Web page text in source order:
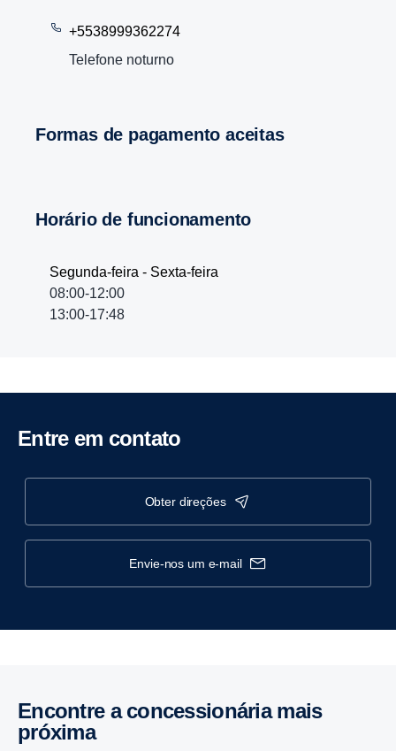
+5538999362274
Telefone noturno
Formas de pagamento aceitas
Horário de funcionamento
Segunda-feira - Sexta-feira
08:00-12:00
13:00-17:48
Entre em contato
obter direções
envie-nos um e-mail
Encontre a concessionária mais
próxima